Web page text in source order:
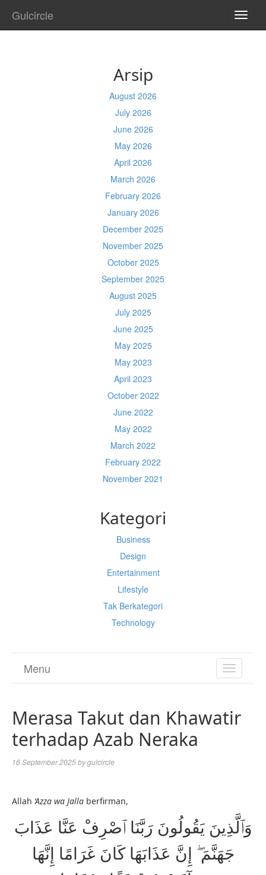
Gulcircle
Arsip
August 2026
July 2026
June 2026
May 2026
April 2026
March 2026
February 2026
January 2026
December 2025
November 2025
October 2025
September 2025
August 2025
July 2025
June 2025
May 2025
May 2023
April 2023
October 2022
June 2022
May 2022
March 2022
February 2022
November 2021
Kategori
Business
Design
Entertainment
Lifestyle
Tak Berkategori
Technology
TOGGLE
Menu
Merasa Takut dan Khawatir
terhadap Azab Neraka
16 September 2025bygulcircle
Allah ‘Azza wa Jalla berfirman,
وَٱلَّذِينَ يَقُولُونَ رَبَّنَا ٱصْرِفْ عَنَّا عَذَابَ
جَهَنَّمَ ۖ إِنَّ عَذَابَهَا كَانَ غَرَامًا إِنَّهَا